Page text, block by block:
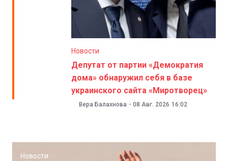
Новости
Депутат от партии «Демократия
дома» обнаружил себя в базе
украинского сайта «Миротворец»
Вера Балахнова - 08 Авг. 2026 16:02
Новости